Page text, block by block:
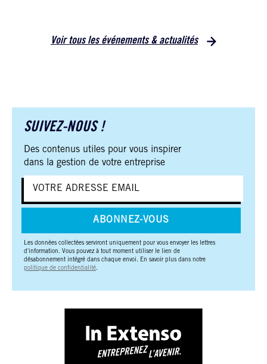
Voir tous les événements & actualités
SUIVEZ-NOUS !
Des contenus utiles pour vous inspirer
dans la gestion de votre entreprise
ABONNEZ-VOUS
Les données collectées serviront uniquement pour vous envoyer les lettres
d'information. Vous pouvez à tout moment utiliser le lien de
désabonnement intégré dans chaque envoi. En savoir plus dans notre
politique de confidentialité.